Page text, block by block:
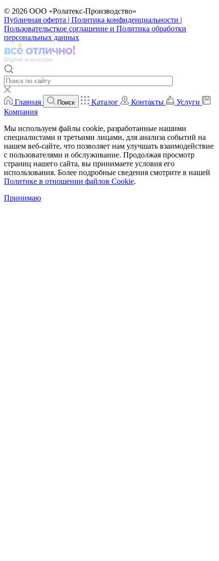
© 2026 ООО «Ролатекс-Производство»
Публичная оферта | Политика конфиденциальности |
Пользовательсткое соглашение и Политика обработки
персональных данных
Главная Поиск Каталог Контакты
Услуги
Компания
Мы используем файлы cookie, разработанные нашими
специалистами и третьими лицами, для анализа событий на
нашем веб-сайте, что позволяет нам улучшать взаимодействие
с пользователями и обслуживание. Продолжая просмотр
страниц нашего сайта, вы принимаете условия его
использования. Более подробные сведения смотрите в нашей
Политике в отношении файлов Cookie.
Принимаю